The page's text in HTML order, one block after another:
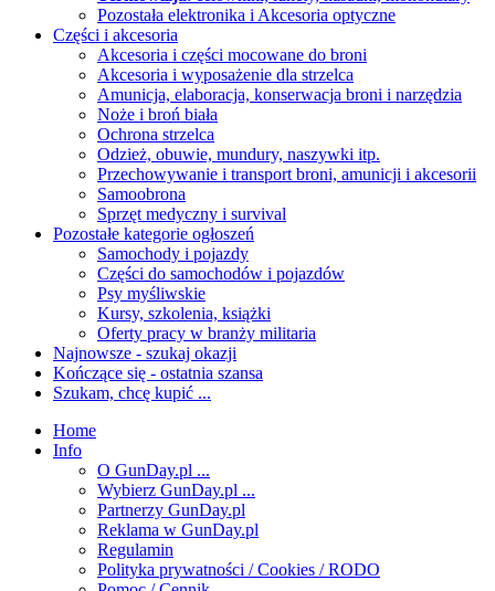
Pozostała elektronika i Akcesoria optyczne
Części i akcesoria
Akcesoria i części mocowane do broni
Akcesoria i wyposażenie dla strzelca
Amunicja, elaboracja, konserwacja broni i narzędzia
Noże i broń biała
Ochrona strzelca
Odzież, obuwie, mundury, naszywki itp.
Przechowywanie i transport broni, amunicji i akcesorii
Samoobrona
Sprzęt medyczny i survival
Pozostałe kategorie ogłoszeń
Samochody i pojazdy
Części do samochodów i pojazdów
Psy myśliwskie
Kursy, szkolenia, książki
Oferty pracy w branży militaria
Najnowsze - szukaj okazji
Kończące się - ostatnia szansa
Szukam, chcę kupić ...
Home
Info
O GunDay.pl ...
Wybierz GunDay.pl ...
Partnerzy GunDay.pl
Reklama w GunDay.pl
Regulamin
Polityka prywatności / Cookies / RODO